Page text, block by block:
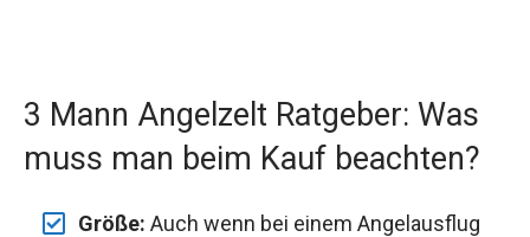
3 Mann Angelzelt Ratgeber: Was
muss man beim Kauf beachten?
Größe: Auch wenn bei einem Angelausflug